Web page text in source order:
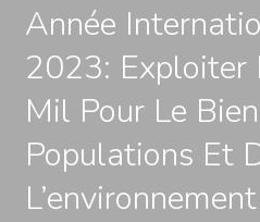
Année
2023: Exploiter
Mil Pour Le
Populations Et
L’environnement